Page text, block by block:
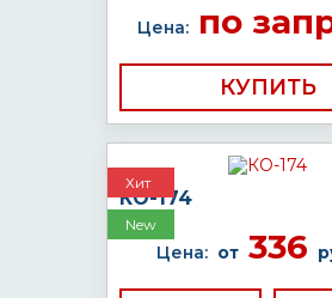
Цена:по
КУПИТЬ
Хит
New
КО-174
Цена: от 336